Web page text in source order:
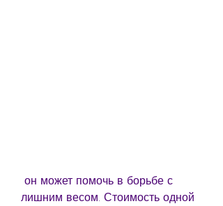
лишним весом. Стоимость одной